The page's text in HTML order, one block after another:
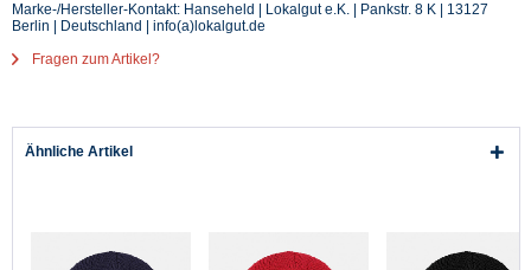
Marke-/Hersteller-Kontakt: Hanseheld | Lokalgut e.K. | Pankstr. 8 K | 13127
Berlin | Deutschland | info(a)lokalgut.de
Fragen zum Artikel?
Ähnliche Artikel